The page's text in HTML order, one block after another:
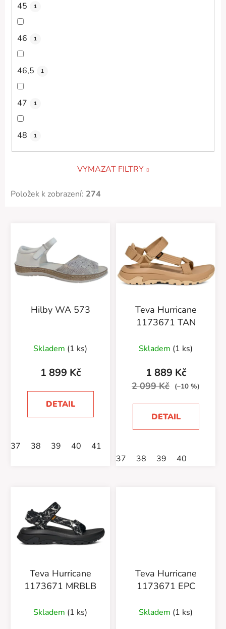
45 1
46 1
46,5 1
47 1
48 1
VYMAZAT FILTRY
Položek k zobrazení: 274
Hilby WA 573
Skladem (1 ks)
1 899 Kč
DETAIL
37 38 39 40 41
Teva Hurricane
1173671 TAN
Skladem (1 ks)
1 889 Kč
2 099 Kč (–10 %)
DETAIL
37 38 39 40
Teva Hurricane
1173671 MRBLB
Skladem (1 ks)
Teva Hurricane
1173671 EPC
Skladem (1 ks)